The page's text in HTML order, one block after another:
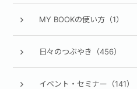
MY BOOKの使い方（1）
日々のつぶやき（456）
イベント・セミナー（141）